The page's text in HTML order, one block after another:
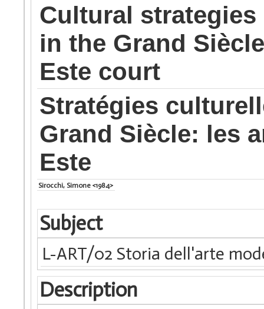
Cultural strategies
in the Grand
Este court
Stratégies
Grand Siècle: les
Este
Sirocchi, Simone <1984>
Subject
L-ART/02 Storia dell'arte
Description